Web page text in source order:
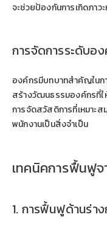
จะช่วยป้องกันการเกิดภาว
การจัดการระดับอ
องค์กรมีบทบาทสำคัญในก
สร้างวัฒนธรรมองค์กรที่
การจัดสวัสดิการที่เหมาะ
พนักงานเป็นสิ่งจำเป็น
เทคนิคการฟื้นฟู
1. การฟื้นฟูด้านร่า